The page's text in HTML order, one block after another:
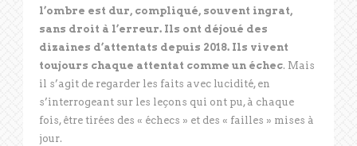
l’ombre est dur, compliqué, souvent ingrat,
sans droit à l’erreur. Ils ont déjoué des
dizaines d’attentats depuis 2018. Ils vivent
toujours chaque attentat comme un échec. Mais
il s’agit de regarder les faits avec lucidité, en
s’interrogeant sur les leçons qui ont pu, à chaque
fois, être tirées des « échecs » et des « failles » mises à
jour.